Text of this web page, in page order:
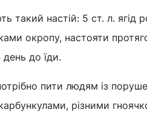
такий настій: 5 ст. л. ягід
окропу, настояти
до їди.
пити людям із
різними